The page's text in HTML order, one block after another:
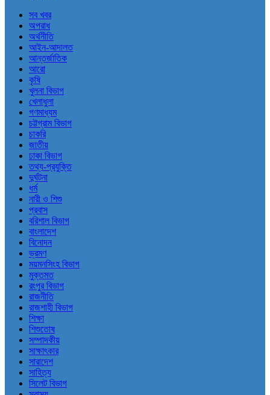
সব খবর
অপরাধ
অর্থনীতি
আইন-আদালত
আন্তর্জাতিক
আরো
কৃষি
খুলনা বিভাগ
খেলাধুলা
গণমাধ্যম
চট্টগ্রাম বিভাগ
চাকরি
জাতীয়
ঢাকা বিভাগ
তথ্য-প্রযুক্তি
দুর্ঘটনা
ধর্ম
নারী ও শিশু
প্রবাস
বরিশাল বিভাগ
বাংলাদেশ
বিনোদন
ভ্রমণ
ময়মনসিংহ বিভাগ
মুক্তমত
রংপুর বিভাগ
রাজনীতি
রাজশাহী বিভাগ
শিক্ষা
শিশুতোষ
সম্পাদকীয়
সাক্ষাৎকার
সারাদেশ
সাহিত্য
সিলেট বিভাগ